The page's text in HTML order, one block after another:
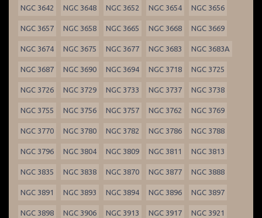
NGC 3642 NGC 3648 NGC 3652 NGC 3654 NGC 3656
NGC 3657 NGC 3658 NGC 3665 NGC 3668 NGC 3669
NGC 3674 NGC 3675 NGC 3677 NGC 3683 NGC 3683A
NGC 3687 NGC 3690 NGC 3694 NGC 3718 NGC 3725
NGC 3726 NGC 3729 NGC 3733 NGC 3737 NGC 3738
NGC 3755 NGC 3756 NGC 3757 NGC 3762 NGC 3769
NGC 3770 NGC 3780 NGC 3782 NGC 3786 NGC 3788
NGC 3796 NGC 3804 NGC 3809 NGC 3811 NGC 3813
NGC 3835 NGC 3838 NGC 3870 NGC 3877 NGC 3888
NGC 3891 NGC 3893 NGC 3894 NGC 3896 NGC 3897
NGC 3898 NGC 3906 NGC 3913 NGC 3917 NGC 3921